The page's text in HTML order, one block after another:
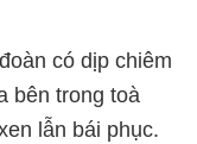
có dịp chiêm
bên trong toà
lẫn bái phục.